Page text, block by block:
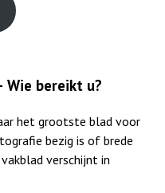
Wie bereikt u?
het grootste blad voor
bezig is of brede
verschijnt in